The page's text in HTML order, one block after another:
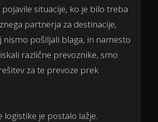
situacije, ko je bilo treba
partnerja za destinacije,
pošiljali blaga, in namesto
različne prevoznike, smo
za te prevoze prek
logistike je postalo lažje.